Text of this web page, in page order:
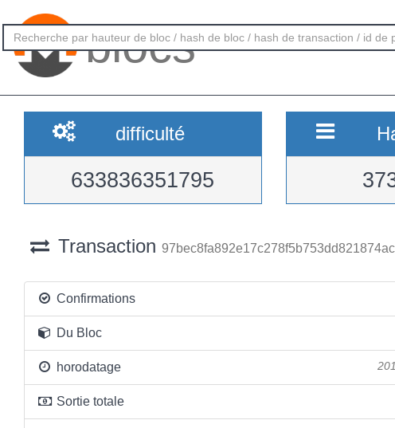
blocs
difficulté
633836351795
Transaction
Confirmations
Du Bloc
horodatage
Sortie totale